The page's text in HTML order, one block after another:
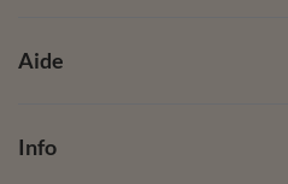
Aide
Info